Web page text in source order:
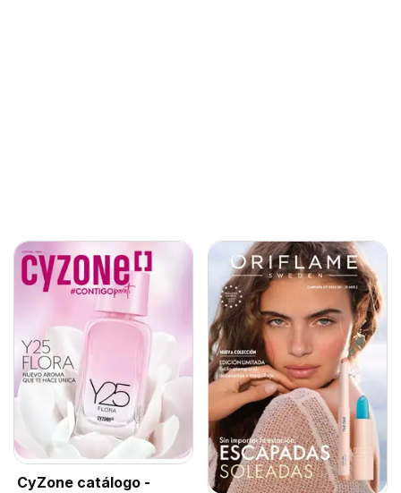
CyZone catálogo -